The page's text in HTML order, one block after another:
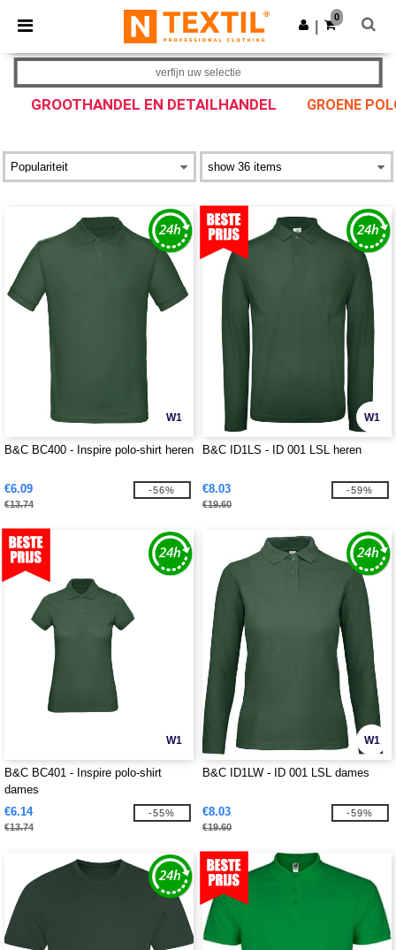
× Ntextil-app
Betere prijzen in de app!
Download app
0
GROOTHANDEL EN DETAILHANDEL GROENE
verfijn uw selectie
W1
B&C BC400 - Inspire polo-shirt heren
€6.09
€13.74
-56%
W1
B&C ID1LS - ID 001 LSL heren
€8.03
€19.60
-59%
W1
B&C BC401 - Inspire polo-shirt
dames
€6.14
€13.74
-55%
W1
B&C ID1LW - ID 001 LSL dames
€8.03
€19.60
-59%